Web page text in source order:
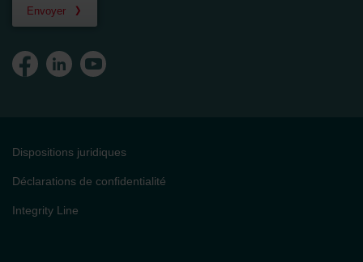
Envoyer
Dispositions juridiques
Déclarations de confidentialité
Integrity Line